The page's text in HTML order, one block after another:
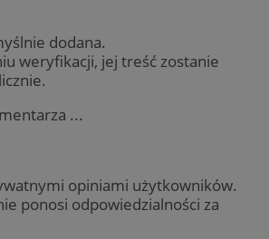
dodana.
weryfikacji, jej treść zostanie
...
opiniami użytkowników.
ponosi odpowiedzialności za